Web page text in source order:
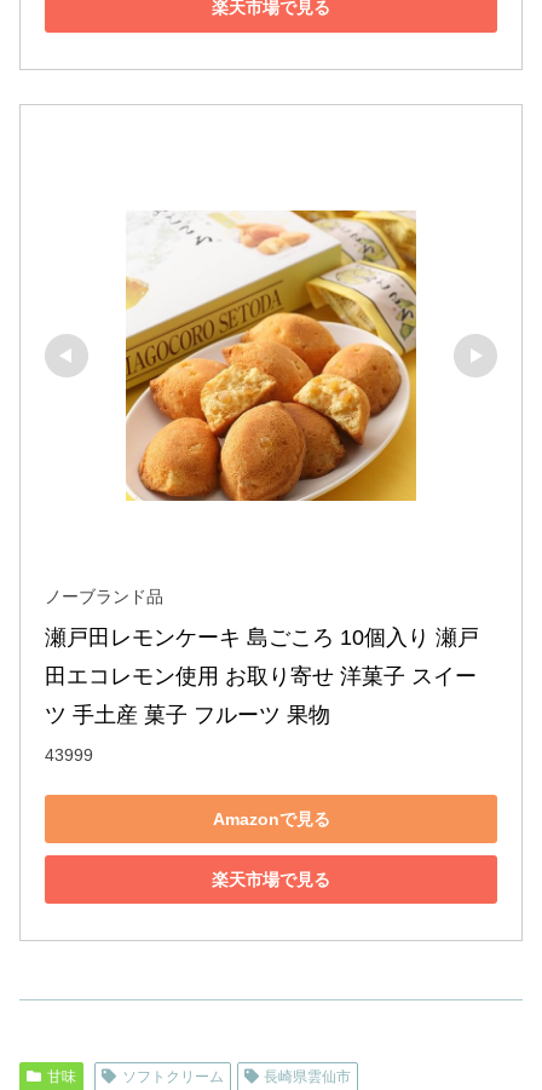
楽天市場で見る
ノーブランド品
瀬戸田レモンケーキ 島ごころ 10個入り 瀬戸
田エコレモン使用 お取り寄せ 洋菓子 スイー
ツ 手土産 菓子 フルーツ 果物
43999
Amazonで見る
楽天市場で見る
甘味 ソフトクリーム 長崎県雲仙市